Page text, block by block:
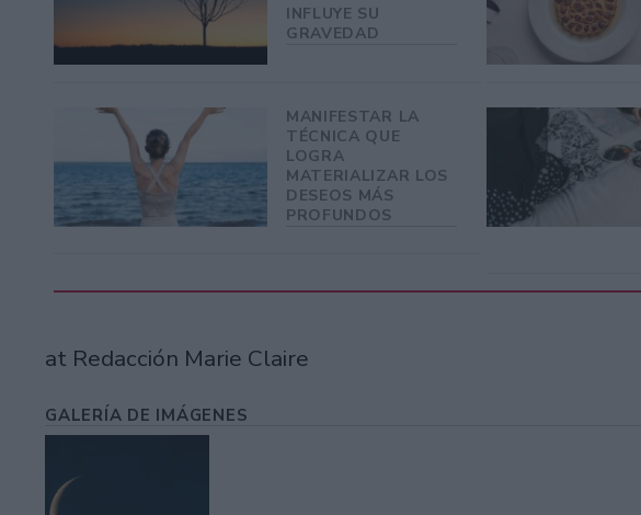
INFLUYE SU
GRAVEDAD
MANIFESTAR LA
TÉCNICA QUE
LOGRA
MATERIALIZAR LOS
DESEOS MÁS
PROFUNDOS
at Redacción Marie Claire
GALERÍA DE IMÁGENES